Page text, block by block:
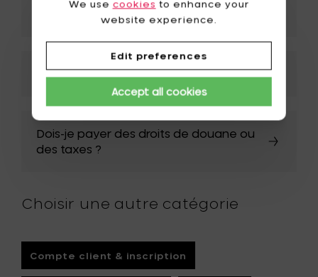
endommagée - que faire ?
Comment suivre ma commande ?
Dois-je payer des droits de douane ou
des taxes ?
Choisir une autre catégorie
Compte client & inscription
We use cookies to enhance your
website experience.
Edit preferences
Accept all cookies